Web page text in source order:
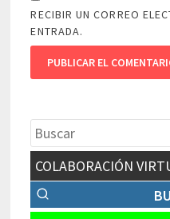
RECIBIR UN CORREO
ENTRADA.
COLABORACIÓN